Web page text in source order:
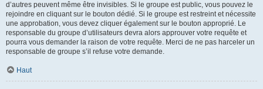
d’autres peuvent même être invisibles. Si le groupe est public, vous pouvez le
rejoindre en cliquant sur le bouton dédié. Si le groupe est restreint et nécessite
une approbation, vous devez cliquer également sur le bouton approprié. Le
responsable du groupe d’utilisateurs devra alors approuver votre requête et
pourra vous demander la raison de votre requête. Merci de ne pas harceler un
responsable de groupe s’il refuse votre demande.
Haut